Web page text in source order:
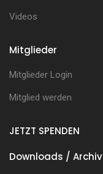
Videos
Mitglieder
Mitglieder Login
Mitglied werden
JETZT SPENDEN
Downloads / Archiv